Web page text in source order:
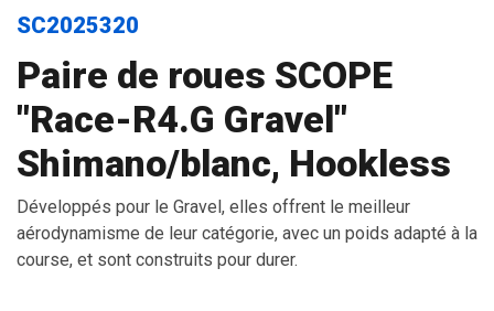
SC2025320
Paire de roues SCOPE
"Race-R4.G Gravel"
Shimano/blanc, Hookless
Développés pour le Gravel, elles offrent le meilleur
aérodynamisme de leur catégorie, avec un poids adapté à la
course, et sont construits pour durer.